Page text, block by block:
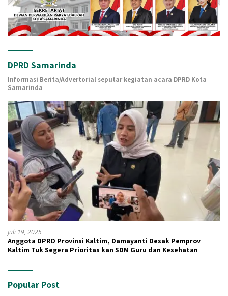
DPRD Samarinda
Informasi Berita/Advertorial seputar kegiatan acara DPRD Kota
Samarinda
Juli 19, 2025
Anggota DPRD Provinsi Kaltim, Damayanti Desak Pemprov
Kaltim Tuk Segera Prioritas kan SDM Guru dan Kesehatan
Popular Post